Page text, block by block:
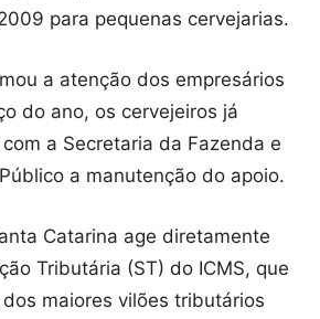
para pequenas cervejarias.
a atenção dos empresários
do ano, os cervejeiros já
a Secretaria da Fazenda e
a manutenção do apoio.
Catarina age diretamente
Tributária (ST) do ICMS, que
maiores vilões tributários